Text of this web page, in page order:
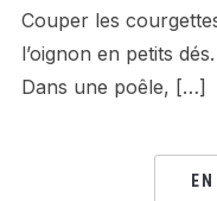
Couper les
l’oignon en petits
Dans une poêle, […]